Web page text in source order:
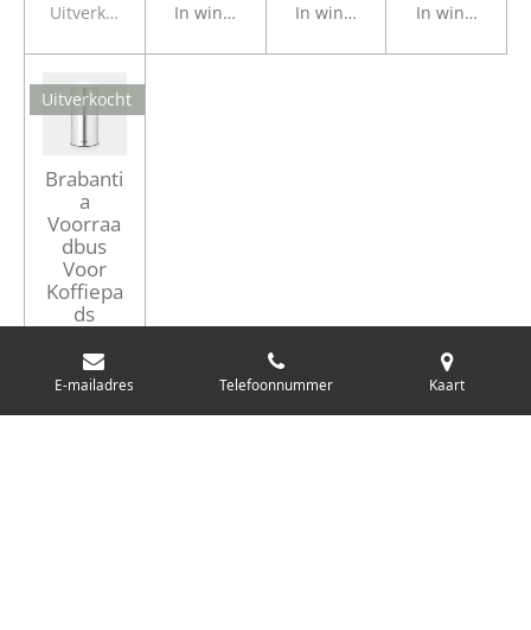
Uitverkocht In winkelwagenIn winkelwagenIn
Uitverkocht
Brabanti
a
Voorraa
dbus
Voor
Koffiepa
ds
Uitverkocht
E-mailadres Telefoonnummer Kaart